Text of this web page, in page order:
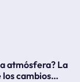
atmósfera? La
cambios